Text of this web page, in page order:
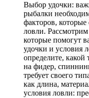
Выбор удочки:
рыбалки
факторов,
ловли.
которые помогут
удочки и условия
определите,
на фидер,
требует своего
как длина,
условия ловли: